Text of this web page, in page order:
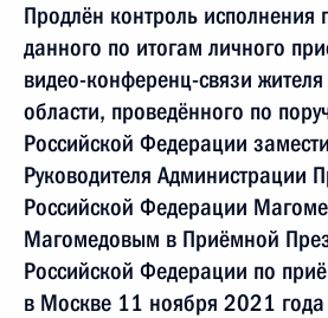
Продлён контроль исполнения
данного по итогам личного
видео-конференц-связи
области, проведённого по
Российской Федерации
Руководителя Администрации
Российской Федерации
Магомедовым в Приёмной
Российской Федерации по
в Москве 11 ноября 2021 года